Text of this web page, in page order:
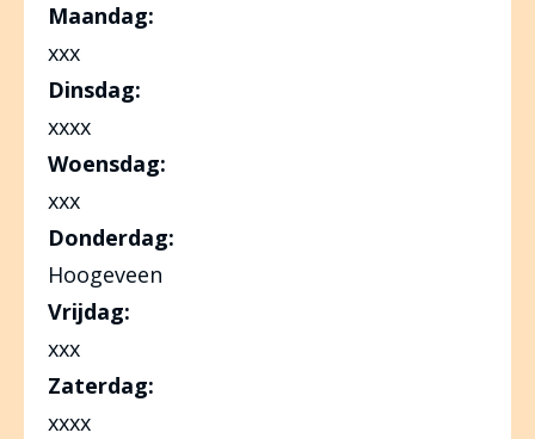
Maandag:
xxx
Dinsdag:
xxxx
Woensdag:
xxx
Donderdag:
Hoogeveen
Vrijdag:
xxx
Zaterdag:
xxxx